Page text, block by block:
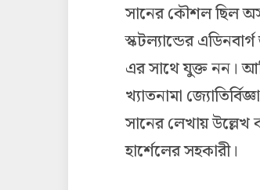
সানের কৌশল ছিল
স্কটল্যান্ডের
এর সাথে যুক্ত নন।
খ্যাতনামা
সানের লেখায় উল্লেখ
হার্শেলের সহকারী।